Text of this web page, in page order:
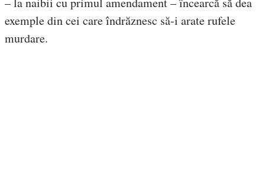
exemple din cei care îndrăznesc să-i arate rufele
murdare.